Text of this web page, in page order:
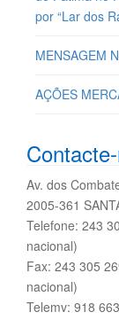
por “Lar dos
MENSAGEM
AÇÕES
Av. dos
2005-361
Telefone: 243
nacional)
Fax: 243 305
nacional)
Telemv: 918